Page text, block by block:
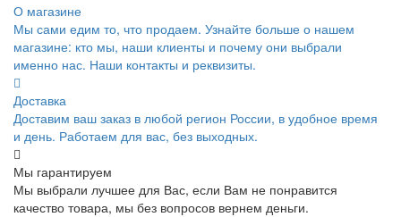
О магазине
Мы сами едим то, что продаем. Узнайте больше о нашем
магазине: кто мы, наши клиенты и почему они выбрали
именно нас. Наши контакты и реквизиты.
Доставка
Доставим ваш заказ в любой регион России, в удобное время
и день. Работаем для вас, без выходных.
Мы гарантируем
Мы выбрали лучшее для Вас, если Вам не понравится
качество товара, мы без вопросов вернем деньги.